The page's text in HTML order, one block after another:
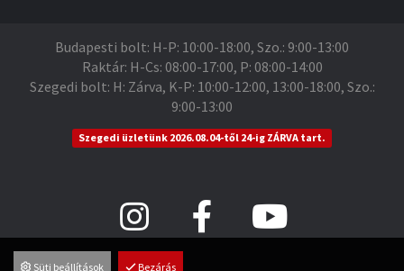
Budapesti bolt: H-P: 10:00-18:00, Szo.: 9:00-13:00
Raktár: H-Cs: 08:00-17:00, P: 08:00-14:00
Szegedi bolt: H: Zárva, K-P: 10:00-12:00, 13:00-18:00, Szo.:
9:00-13:00
Szegedi üzletünk 2026.08.04-től 24-ig ZÁRVA tart.
Süti beállítások Bezárás